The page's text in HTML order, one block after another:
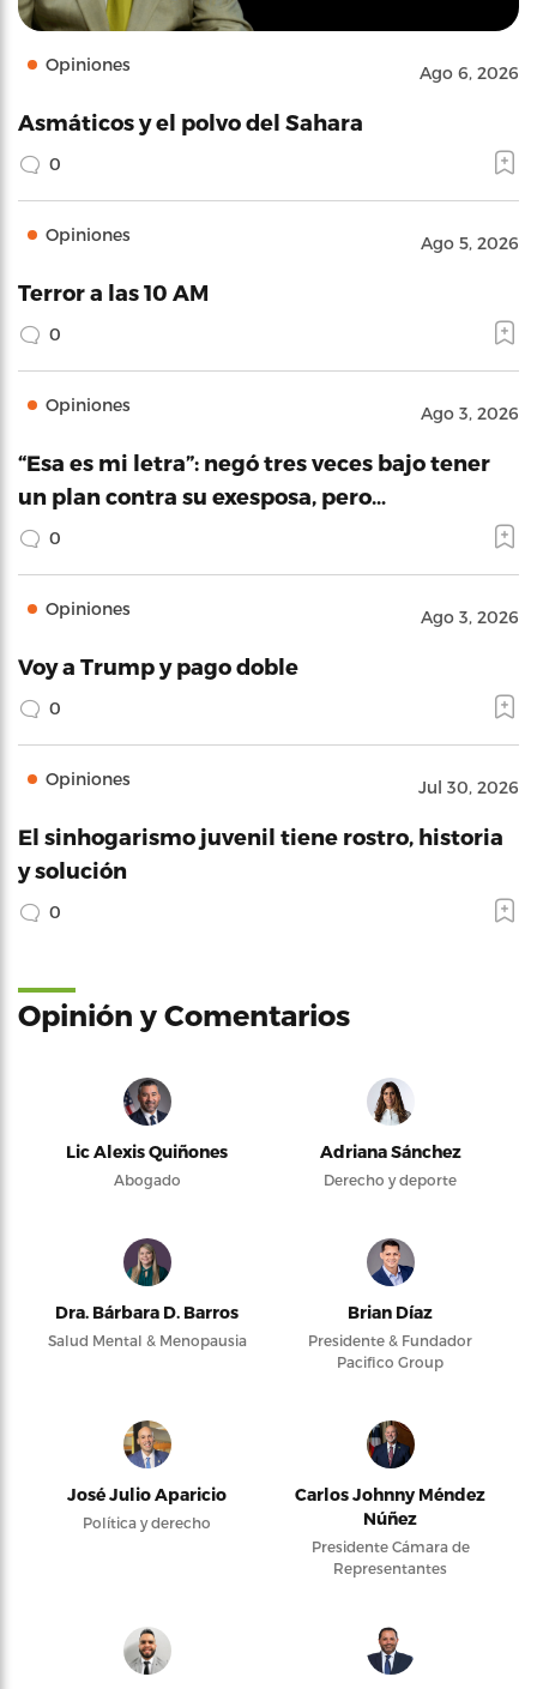
Opiniones Ago 6, 2026
Asmáticos y el polvo del Sahara
0
Opiniones Ago 5, 2026
Terror a las 10 AM
0
Opiniones Ago 3, 2026
“Esa es mi letra”: negó tres veces bajo tener
un plan contra su exesposa, pero…
0
Opiniones Ago 3, 2026
Voy a Trump y pago doble
0
Opiniones Jul 30, 2026
El sinhogarismo juvenil tiene rostro, historia
y solución
0
Opinión y Comentarios
Lic Alexis Quiñones
Abogado
Adriana Sánchez
Derecho y deporte
Dra. Bárbara D. Barros
Salud Mental & Menopausia
Brian Díaz
Presidente & Fundador
Pacifico Group
José Julio Aparicio
Política y derecho
Carlos Johnny Méndez
Núñez
Presidente Cámara de
Representantes